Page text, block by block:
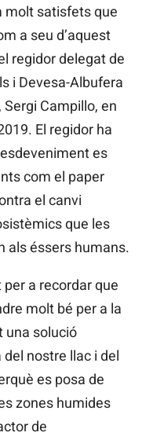
molt satisfets que
a seu d’aquest
regidor delegat de
i Devesa-Albufera
Sergi Campillo, en
El regidor ha
es
com el paper
el canvi
que les
als éssers humans.
a recordar que
molt bé per a la
una solució
nostre llac i del
es posa de
zones humides
de